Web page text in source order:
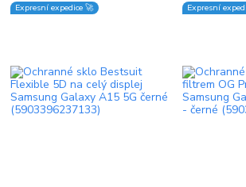
Expresní expedice 🚀 Expresní